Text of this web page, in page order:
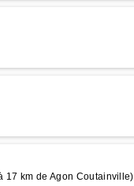
17 km de Agon Coutainville)